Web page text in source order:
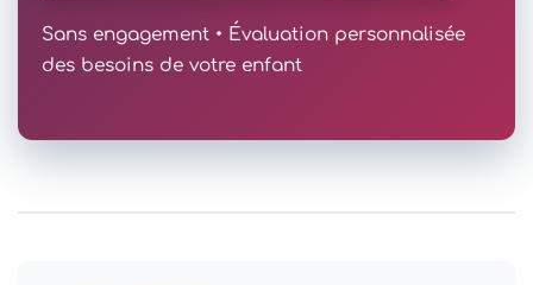
Sans engagement • Évaluation personnalisée
des besoins de votre enfant